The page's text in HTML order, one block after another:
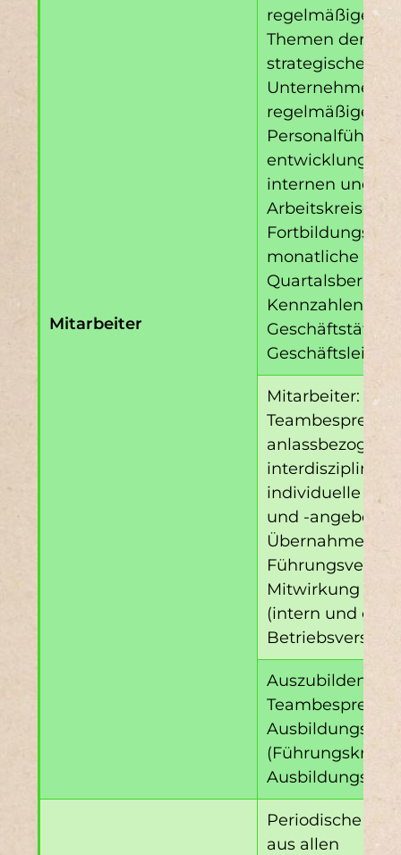
Mitarbeiter
regelmäßige
Themen der
strategischen
regelmäßiges
entwicklung;
internen und
Arbeitskreisen;
monatliche und
Kennzahlen der
Mitarbeiter:
individuelle
und -angebote;
Übernahme
Mitwirkung in
(intern und
Auszubildende:
Periodische
aus allen